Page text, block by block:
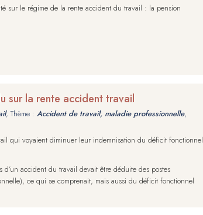
sur le régime de la rente accident du travail : la pension
sur la rente accident travail
, Thème : Accident de travail, maladie professionnelle,
qui voyaient diminuer leur indemnisation du déficit fonctionnel
accident du travail devait être déduite des postes
ce qui se comprenait, mais aussi du déficit fonctionnel